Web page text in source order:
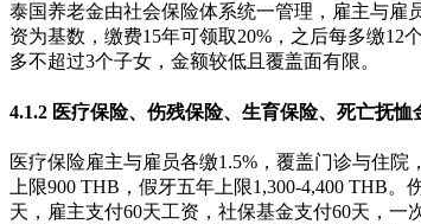
泰国养老金由社会保险体系统一管理，雇主与雇
资为基数，缴费15年可领取20%，之后每多缴
多不超过3个子女，金额较低且覆盖面有限。
4.1.2 医疗保险、伤残保险、生育保险、死亡抚恤
医疗保险雇主与雇员各缴1.5%，覆盖门诊与住
上限900 THB，假牙五年上限1,300-4,400 THB
天，雇主支付60天工资，社保基金支付60天，一